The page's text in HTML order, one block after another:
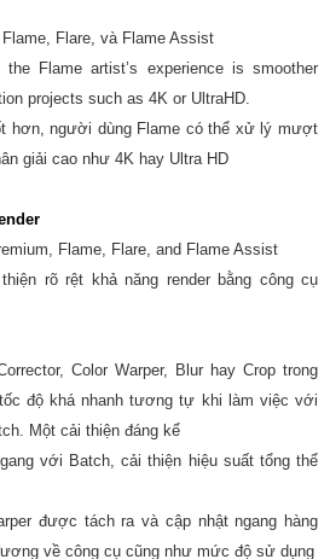
Flare, và Flame Assist
Flame artist’s experience is smoother
projects such as 4K or UltraHD.
hơn, người dùng Flame có thể xử lý mượt
giải cao như 4K hay Ultra HD
Flame, Flare, and Flame Assist
rõ rệt khả năng render bằng công cụ
Color Warper, Blur hay Crop trong
độ khá nhanh tương tự khi làm việc với
Một cải thiện đáng kể
với Batch, cải thiện hiệu suất tổng thể
được tách ra và cập nhật ngang hàng
về công cụ cũng như mức độ sử dụng